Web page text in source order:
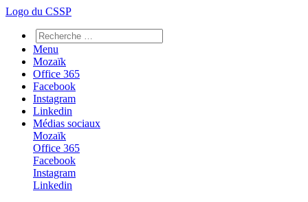
Logo du CSSP
Menu
Mozaïk
Office 365
Facebook
Instagram
Linkedin
Médias sociaux
Mozaïk
Office 365
Facebook
Instagram
Linkedin